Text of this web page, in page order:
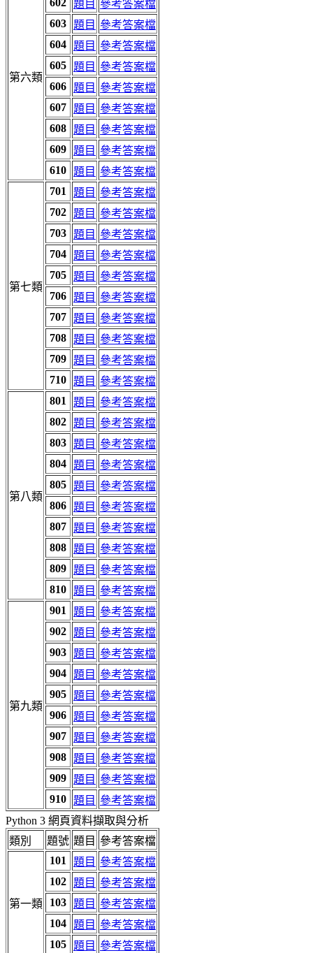
第六類
題目 參考答案檔
603 題目 參考答案檔
604 題目 參考答案檔
605 題目 參考答案檔
606 題目 參考答案檔
607 題目 參考答案檔
608 題目 參考答案檔
609 題目 參考答案檔
610 題目 參考答案檔
第七類
701 題目 參考答案檔
702 題目 參考答案檔
703 題目 參考答案檔
704 題目 參考答案檔
705 題目 參考答案檔
706 題目 參考答案檔
707 題目 參考答案檔
708 題目 參考答案檔
709 題目 參考答案檔
710 題目 參考答案檔
第八類
801 題目 參考答案檔
802 題目 參考答案檔
803 題目 參考答案檔
804 題目 參考答案檔
805 題目 參考答案檔
806 題目 參考答案檔
807 題目 參考答案檔
808 題目 參考答案檔
809 題目 參考答案檔
810 題目 參考答案檔
第九類
901 題目 參考答案檔
902 題目 參考答案檔
903 題目 參考答案檔
904 題目 參考答案檔
905 題目 參考答案檔
906 題目 參考答案檔
907 題目 參考答案檔
908 題目 參考答案檔
909 題目 參考答案檔
910 題目 參考答案檔
Python 3 網頁資料擷取與分析
類別
題號 題目 參考答案檔
第一類
101 題目 參考答案檔
102 題目 參考答案檔
103 題目 參考答案檔
104 題目 參考答案檔
105 題目 參考答案檔